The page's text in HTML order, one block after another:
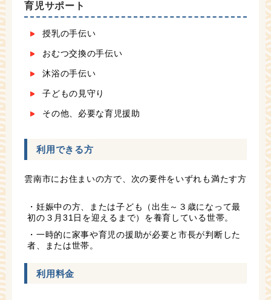
育児サポート
授乳の手伝い
おむつ交換の手伝い
沐浴の手伝い
子どもの見守り
その他、必要な育児援助
利用できる方
雲南市にお住まいの方で、次の要件をいずれも満たす方
・妊娠中の方、または子ども（出生～３歳になって最
初の３月31日を迎えるまで）を養育している世帯。
・一時的に家事や育児の援助が必要と市長が判断した
者、または世帯。
利用料金